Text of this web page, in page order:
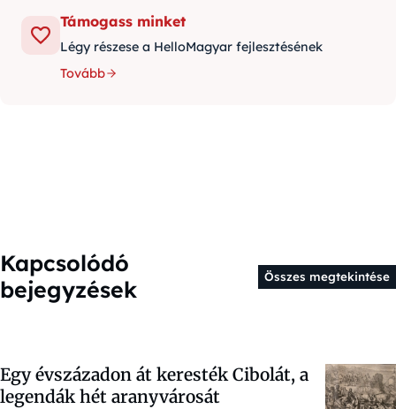
Támogass minket
Légy részese a HelloMagyar fejlesztésének
Tovább
Kapcsolódó
bejegyzések
Összes megtekintése
Egy évszázadon át keresték Cibolát, a
legendák hét aranyvárosát